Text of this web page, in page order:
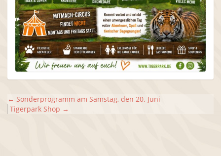
← Sonderprogramm am Samstag, den 20. Juni
Tigerpark Shop →